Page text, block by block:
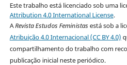
Este trabalho está licenciado sob uma
Attribution 4.0 International License.
ARevista Estudos Feministasestá sob a
Atribuição 4.0 Internacional (CC BY 4.0)
compartilhamento do trabalho com
publicação inicial neste periódico.